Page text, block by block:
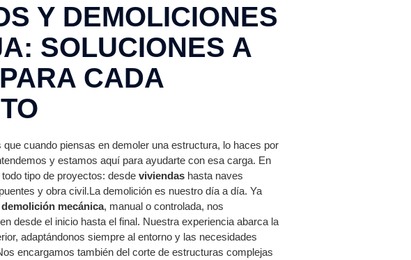
Y DEMOLICIONES
SOLUCIONES A
CADA
cuando piensas en demoler una estructura, lo haces por
y estamos aquí para ayudarte con esa carga. En
tipo de proyectos: desde viviendas hasta naves
y obra civil.La demolición es nuestro día a día. Ya
demolición mecánica, manual o controlada, nos
desde el inicio hasta el final. Nuestra experiencia abarca la
adaptándonos siempre al entorno y las necesidades
encargamos también del corte de estructuras complejas